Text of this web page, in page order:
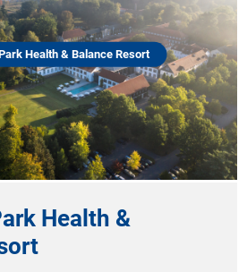
Health & Balance Resort
Health &